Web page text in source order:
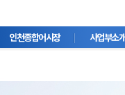
인천종합어시장 사업부소개